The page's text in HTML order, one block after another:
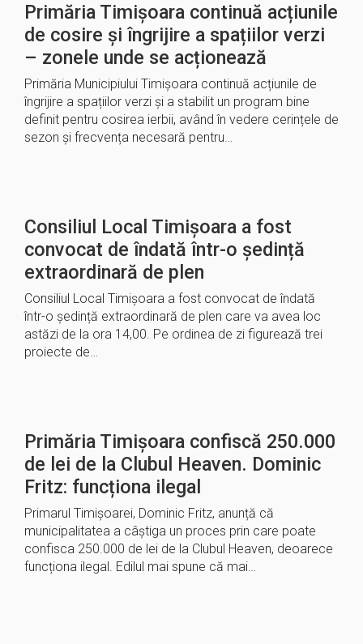
Primăria Timișoara continuă acțiunile
de cosire și îngrijire a spațiilor verzi
– zonele unde se acționează
Primăria Municipiului Timișoara continuă acțiunile de
îngrijire a spațiilor verzi și a stabilit un program bine
definit pentru cosirea ierbii, având în vedere cerințele de
sezon și frecvența necesară pentru…
Consiliul Local Timișoara a fost
convocat de îndată într-o ședință
extraordinară de plen
Consiliul Local Timișoara a fost convocat de îndată
într-o ședință extraordinară de plen care va avea loc
astăzi de la ora 14,00. Pe ordinea de zi figurează trei
proiecte de…
Primăria Timișoara confiscă 250.000
de lei de la Clubul Heaven. Dominic
Fritz: funcționa ilegal
Primarul Timișoarei, Dominic Fritz, anunță că
municipalitatea a câștiga un proces prin care poate
confisca 250.000 de lei de la Clubul Heaven, deoarece
funcționa ilegal. Edilul mai spune că mai…